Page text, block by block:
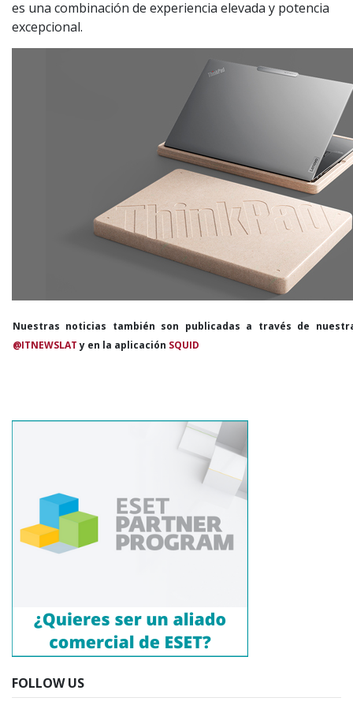
es una combinación de experiencia elevada y potencia
excepcional.
Nuestras noticias también son publicadas a través de
@ITNEWSLATy en la aplicación SQUID
FOLLOW US